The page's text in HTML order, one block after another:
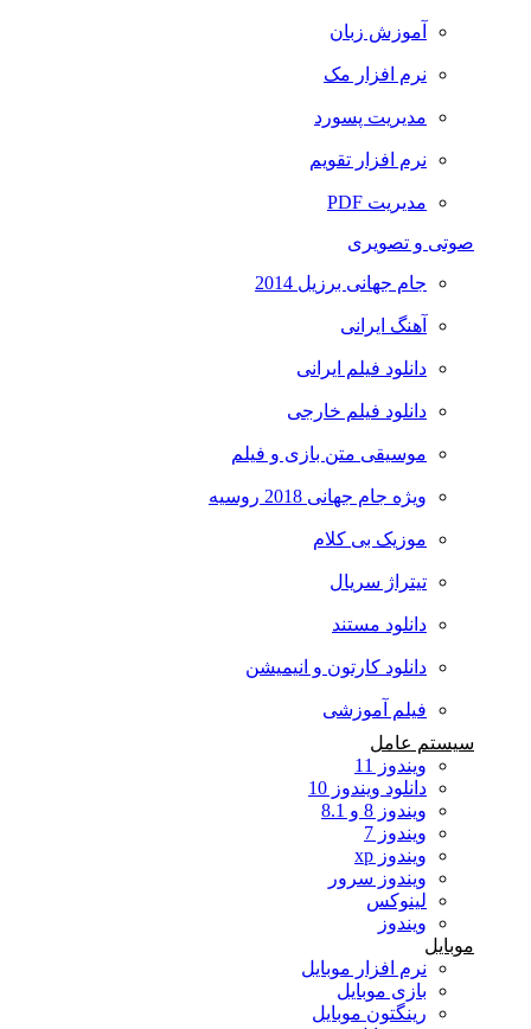
آموزش زبان
نرم افزار مک
مدیریت پسورد
نرم افزار تقویم
مدیریت PDF
صوتی و تصویری
جام جهانی برزیل 2014
آهنگ ایرانی
دانلود فیلم ایرانی
دانلود فیلم خارجی
موسیقی متن بازی و فیلم
ویژه جام جهانی 2018 روسیه
موزیک بی کلام
تیتراژ سریال
دانلود مستند
دانلود کارتون و انیمیشن
فیلم آموزشی
سیستم عامل
ویندوز 11
دانلود ویندوز 10
ویندوز 8 و 8.1
ویندوز 7
ویندوز xp
ویندوز سرور
لینوکس
ویندوز
موبایل
نرم افزار موبایل
بازی موبایل
رینگتون موبایل